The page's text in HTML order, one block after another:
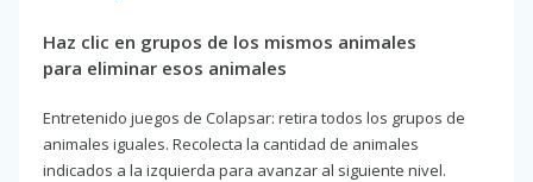
Haz clic en grupos de los mismos animales
para eliminar esos animales
Entretenido juegos de Colapsar: retira todos los grupos de
animales iguales. Recolecta la cantidad de animales
indicados a la izquierda para avanzar al siguiente nivel.